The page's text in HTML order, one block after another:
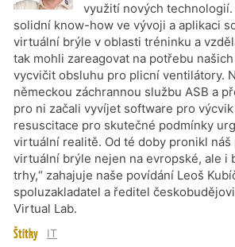
využití nových
solidní know-how ve vývoji a aplikaci
virtuální brýle v oblasti tréninku a
tak mohli zareagovat na potřebu
vycvičit obsluhu pro plicní ventilátory.
německou záchrannou službu ASB a
pro ni začali vyvíjet software pro
resuscitace pro skutečné podmínky
virtuální realitě. Od té doby pronikl náš
virtuální brýle nejen na evropské, ale i
trhy,“ zahajuje naše povídání Leoš
spoluzakladatel a ředitel
Virtual Lab.
Štítky IT